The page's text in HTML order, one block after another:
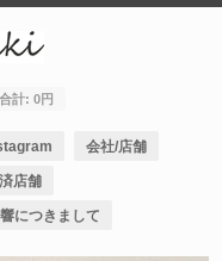
合計: 0円
会社/店舗
店舗
につきまして